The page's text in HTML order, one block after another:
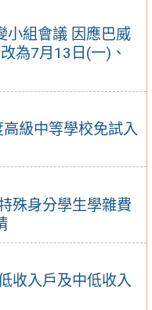
小組會議 因應巴威
為7月13日(一)、
高級中等學校免試入
殊身分學生學雜費
收入戶及中低收入